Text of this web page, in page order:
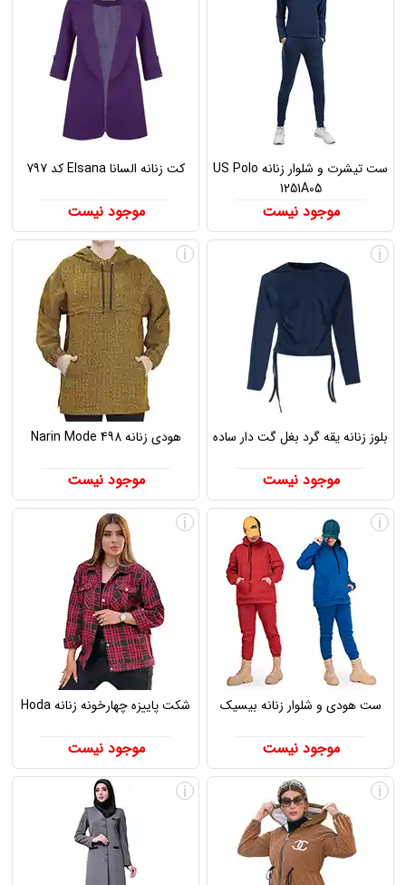
ست تیشرت و شلوار زنانه US Polo
1251A05
موجود نیست
کت زنانه السانا Elsana کد 797
موجود نیست
بلوز زنانه یقه گرد بغل گت دار ساده
موجود نیست
i
هودی زنانه Narin Mode 498
موجود نیست
i
ست هودی و شلوار زنانه بیسیک
موجود نیست
i
شکت پاییزه چهارخونه زنانه Hoda
موجود نیست
i
i
i